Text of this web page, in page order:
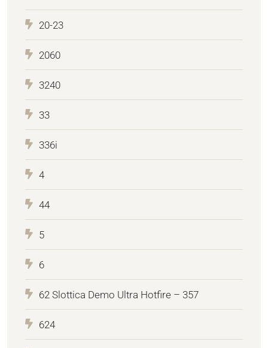
20-23
2060
3240
33
336i
4
44
5
6
62 Slottica Demo Ultra Hotfire – 357
624